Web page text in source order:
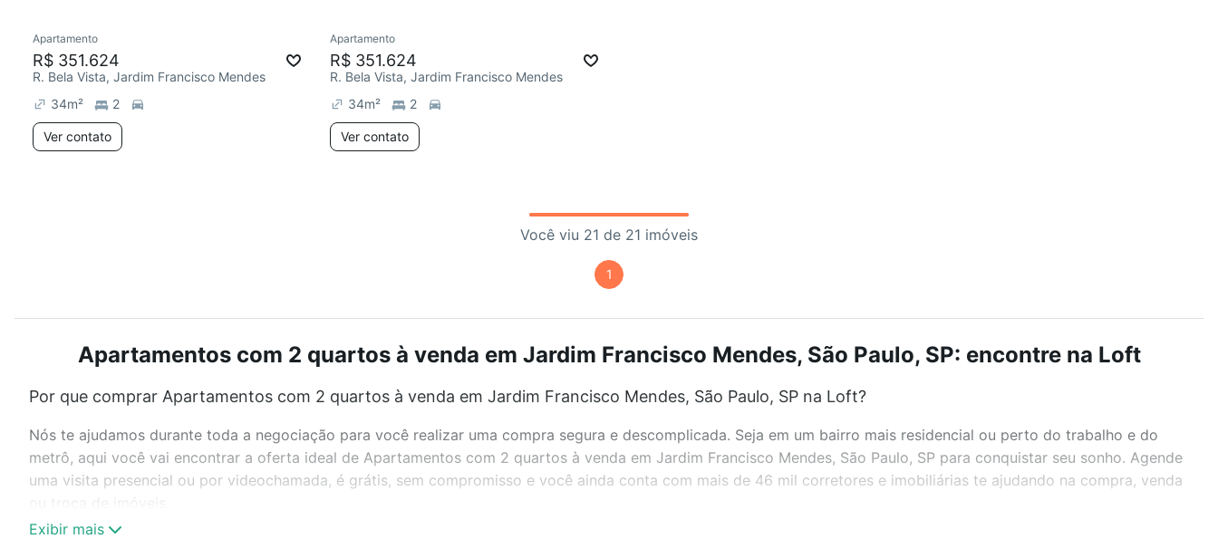
Apartamento
R$ 351.624
R. Bela Vista, Jardim Francisco Mendes
34m² 2
Ver contato
Apartamento
R$ 351.624
R. Bela Vista, Jardim Francisco Mendes
34m² 2
Ver contato
Você viu 21 de 21 imóveis
1
Apartamentos com 2 quartos à venda em Jardim Francisco Mendes, São Paulo, SP: encontre na Loft
Por que comprar Apartamentos com 2 quartos à venda em Jardim Francisco Mendes, São Paulo, SP na Loft?
Nós te ajudamos durante toda a negociação para você realizar uma compra segura e descomplicada. Seja em um bairro mais residencial ou perto do trabalho e do
metrô, aqui você vai encontrar a oferta ideal de Apartamentos com 2 quartos à venda em Jardim Francisco Mendes, São Paulo, SP para conquistar seu sonho. Agende
uma visita presencial ou por videochamada, é grátis, sem compromisso e você ainda conta com mais de 46 mil corretores e imobiliárias te ajudando na compra, venda
Exibir mais